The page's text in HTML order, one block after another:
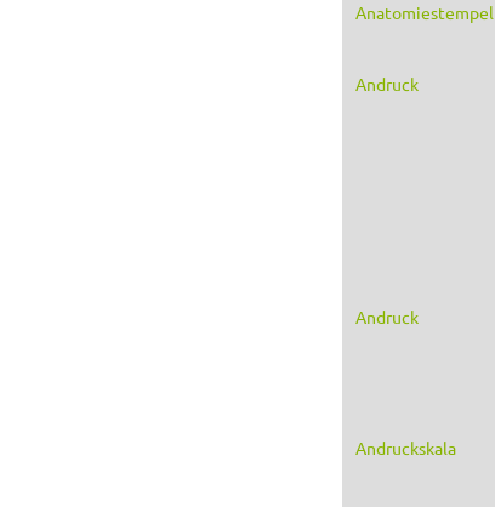
Anatomiestempel
Andruck
Andruck
Andruckskala